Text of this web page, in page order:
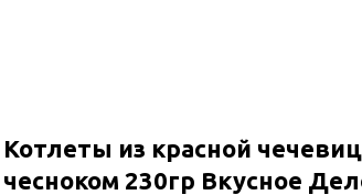
Котлеты из красной
чесноком 230гр Вкусное